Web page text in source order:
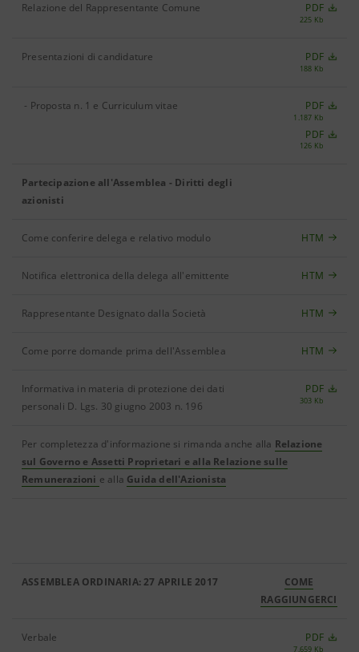
Relazione del Rappresentante Comune PDF
225 Kb
Presentazioni di candidature PDF
188 Kb
- Proposta n. 1 e Curriculum vitae PDF
1.187 Kb
PDF
126 Kb
Partecipazione all'Assemblea - Diritti degli
azionisti
Come conferire delega e relativo modulo HTM
Notifica elettronica della delega all'emittente HTM
Rappresentante Designato dalla Società HTM
Come porre domande prima dell'Assemblea HTM
Informativa in materia di protezione dei dati
personali D. Lgs. 30 giugno 2003 n. 196
PDF
303 Kb
Per completezza d'informazione si rimanda anche alla Relazione
sul Governo e Assetti Proprietari e alla Relazione sulle
Remunerazioni e alla Guida dell'Azionista
ASSEMBLEA ORDINARIA: 27 APRILE 2017
COME
RAGGIUNGERCI
Verbale PDF
7.659 Kb